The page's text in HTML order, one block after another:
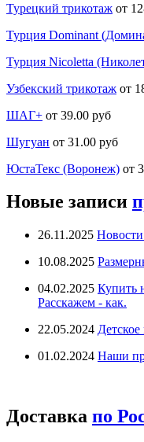
Турецкий трикотаж от
Турция Dominant
Турция Nicoletta
Узбекский трикотаж от
ШАГ+ от 39.00 руб
Шугуан от 31.00 руб
ЮстаТекс (Воронеж) от
Новые записи
26.11.2025
10.08.2025
04.02.2025 Купить
Расскажем - как.
22.05.2024
01.02.2024 Наши
Доставка по